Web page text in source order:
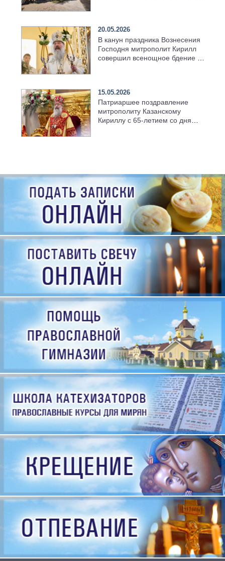
20.05.2026
В канун праздника Вознесения
Господня митрополит Кирилл
совершил всенощное бдение в
15.05.2026
Патриаршее поздравление
митрополиту Казанскому
Кириллу с 65-летием со дня